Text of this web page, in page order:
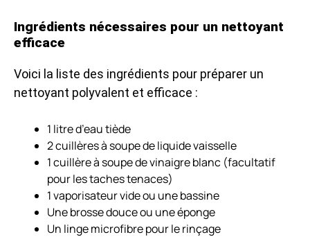
Ingrédients nécessaires pour un nettoyant
efficace
Voici la liste des ingrédients pour préparer un
nettoyant polyvalent et efficace :
1 litre d’eau tiède
2 cuillères à soupe de liquide vaisselle
1 cuillère à soupe de vinaigre blanc (facultatif
pour les taches tenaces)
1 vaporisateur vide ou une bassine
Une brosse douce ou une éponge
Un linge microfibre pour le rinçage